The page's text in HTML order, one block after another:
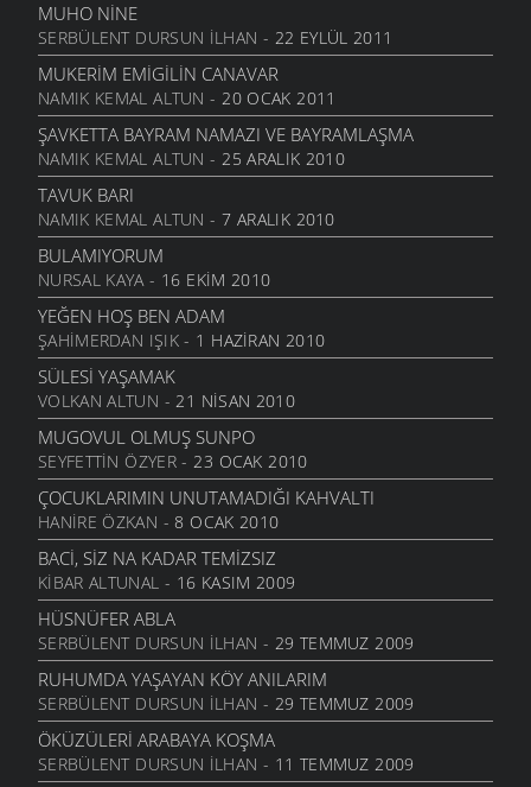
MUHO NINE
SERBÜLENT DURSUN İLHAN - 22 EYLÜL 2011
MUKERIM EMIGILIN CANAVAR
NAMIK KEMAL ALTUN - 20 OCAK 2011
ŞAVKETTA BAYRAM NAMAZI VE BAYRAMLAŞMA
NAMIK KEMAL ALTUN - 25 ARALIK 2010
TAVUK BARI
NAMIK KEMAL ALTUN - 7 ARALIK 2010
BULAMIYORUM
NURSAL KAYA- 16 EKIM 2010
YEĞEN HOŞ BEN ADAM
ŞAHIMERDAN IŞIK- 1 HAZIRAN 2010
SÜLESI YAŞAMAK
VOLKAN ALTUN - 21 NISAN 2010
MUGOVUL OLMUŞ SUNPO
SEYFETTIN ÖZYER- 23 OCAK 2010
ÇOCUKLARIMIN UNUTAMADIĞI KAHVALTI
HANIRE ÖZKAN - 8 OCAK 2010
BACI, SIZ NA KADAR TEMIZSIZ
KIBAR ALTUNAL - 16 KASIM 2009
HÜSNÜFER ABLA
SERBÜLENT DURSUN İLHAN - 29 TEMMUZ 2009
RUHUMDA YAŞAYAN KÖY ANILARIM
SERBÜLENT DURSUN İLHAN - 29 TEMMUZ 2009
ÖKÜZÜLERI ARABAYA KOŞMA
SERBÜLENT DURSUN İLHAN - 11 TEMMUZ 2009